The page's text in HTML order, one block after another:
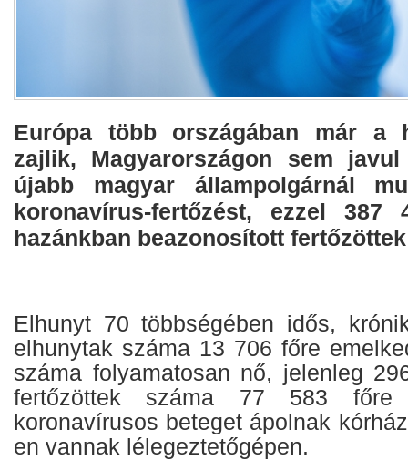
Európa több országában már a
zajlik, Magyarországon sem
újabb magyar állampolgárnál
koronavírus-fertőzést, ezzel
hazánkban beazonosított
Elhunyt 70 többségében idős,
elhunytak száma 13 706 főre
száma folyamatosan nő, jelenleg
fertőzöttek száma 77 583 főre
koronavírusos beteget ápolnak
en vannak lélegeztetőgépen.